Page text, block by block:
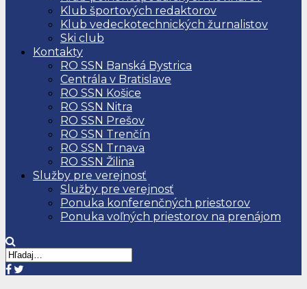
Klub športových redaktorov
Klub vedeckotechnických žurnalistov
Ski club
Kontakty
RO SSN Banská Bystrica
Centrála v Bratislave
RO SSN Košice
RO SSN Nitra
RO SSN Prešov
RO SSN Trenčín
RO SSN Trnava
RO SSN Žilina
Služby pre verejnosť
Služby pre verejnosť
Ponuka konferenčných priestorov
Ponuka voľných priestorov na prenájom